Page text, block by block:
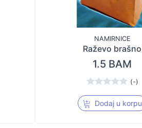
NAMIRNICE
Raževo brašno
1.5 BAM
(-)
Dodaj u korpu